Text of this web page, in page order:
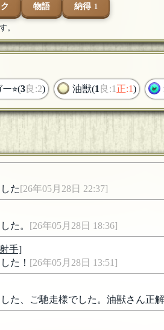
物語 納得 1
。
⭐︎(3良:2) 油獣(1 良:1 正:1)
た[26年05月28日 22:37]
た。 [26年05月28日 18:36]
手]
た！ [26年05月28日 13:51]
た、ご馳走様でした。油獣さん正